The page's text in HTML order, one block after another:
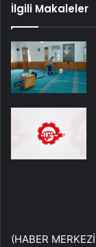
İlgili Makaleler
(HABER